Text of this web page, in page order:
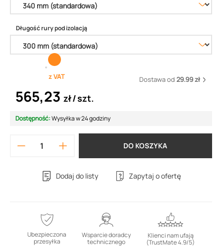
Długość rury pod izolacją
z VAT Dostawa od 29.99 zł
565,23 zł szt.
Dostępność:Wysyłka w 24 godziny
DO KOSZYKA
Dodaj do listy Zapytaj o ofertę
Ubezpieczona
przesyłka
Wsparcie doradcy
technicznego
Klienci nam ufają
(TrustMate 4.9/5)